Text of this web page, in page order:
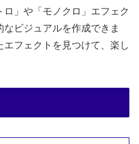
」や「モノクロ」エフェク
なビジュアルを作成できま
フェクトを見つけて、楽し